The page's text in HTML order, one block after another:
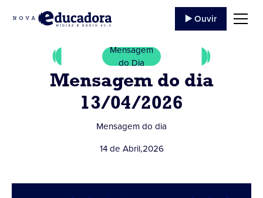
▶️ Ouvir
Mensagem
do Dia
Mensagem do dia
13/04/2026
Mensagem do dia
14 de Abril,2026